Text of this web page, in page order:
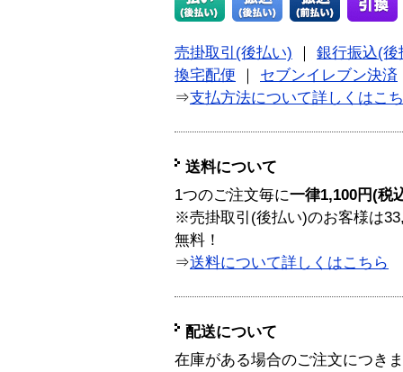
売掛取引(後払い) ｜ 銀行振込(後
換宅配便 ｜ セブンイレブン決済
⇒支払方法について詳しくはこ
送料について
1つのご注文毎に一律1,100円(税
※売掛取引(後払い)のお客様は
無料！
⇒送料について詳しくはこちら
配送について
在庫がある場合のご注文につき